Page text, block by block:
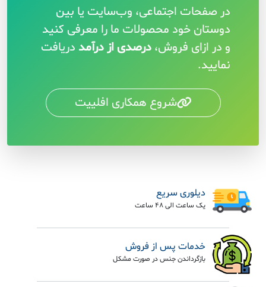
در صفحات اجتماعی، وب‌سایت یا بین
دوستان خود محصولات ما را معرفی کنید
و در ازای فروش، درصدی از درآمد دریافت
نمایید.
شروع همکاری افلییت
دیلوری سریع
یک ساعت الی 48 ساعت
خدمات پس از فروش
بازگرداندن جنس در صورت مشکل